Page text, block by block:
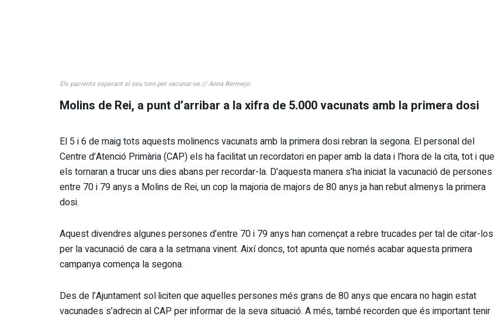
Els pacients esperant el seu torn per vacunar-se // Anna Bermejo
Molins de Rei, a punt d’arribar a la xifra de 5.000 vacunats amb la primera dosi
El 5 i 6 de maig tots aquests molinencs vacunats amb la primera dosi rebran la segona. El personal del
Centre d’Atenció Primària (CAP) els ha facilitat un recordatori en paper amb la data i l’hora de la cita, tot i que
els tornaran a trucar uns dies abans per recordar-la. D’aquesta manera s’ha iniciat la vacunació de persones
entre 70 i 79 anys a Molins de Rei, un cop la majoria de majors de 80 anys ja han rebut almenys la primera
dosi.
Aquest divendres algunes persones d’entre 70 i 79 anys han començat a rebre trucades per tal de citar-los
per la vacunació de cara a la setmana vinent. Així doncs, tot apunta que només acabar aquesta primera
campanya comença la segona.
Des de l’Ajuntament sol·liciten que aquelles persones més grans de 80 anys que encara no hagin estat
vacunades s’adrecin al CAP per informar de la seva situació. A més, també recorden que és important tenir